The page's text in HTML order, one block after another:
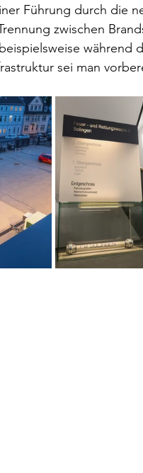
Führung durch die
zwischen
während
sei man